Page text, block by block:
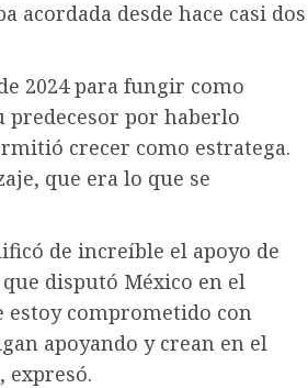
acordada desde hace casi dos
2024 para fungir como
predecesor por haberlo
crecer como estratega.
que era lo que se
de increíble el apoyo de
disputó México en el
estoy comprometido con
apoyando y crean en el
expresó.